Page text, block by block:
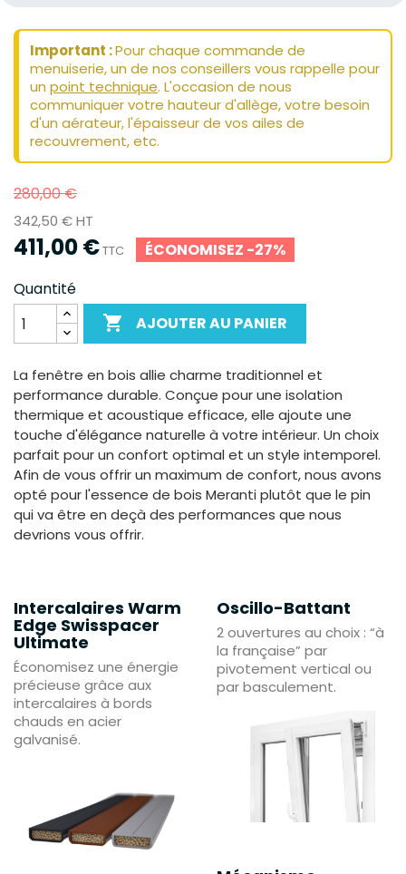
Important :Pour chaque commande de
menuiserie, un de nos conseillers vous rappelle pour
un point technique. L'occasion de nous
communiquer votre hauteur d'allège, votre besoin
d'un aérateur, l'épaisseur de vos ailes de
recouvrement, etc.
280,00 €
342,50 € HT
411,00 €TTC
ÉCONOMISEZ -27%
Quantité
 AJOUTER AU PANIER
La fenêtre en bois allie charme traditionnel et
performance durable. Conçue pour une isolation
thermique et acoustique efficace, elle ajoute une
touche d'élégance naturelle à votre intérieur. Un choix
parfait pour un confort optimal et un style intemporel.
Afin de vous offrir un maximum de confort, nous avons
opté pour l'essence de bois Meranti plutôt que le pin
qui va être en deçà des performances que nous
devrions vous offrir.
Intercalaires Warm
Edge Swisspacer
Ultimate
Économisez une énergie
précieuse grâce aux
intercalaires à bords
chauds en acier
galvanisé.
Oscillo-Battant
2 ouvertures au choix : “à
la française” par
pivotement vertical ou
par basculement.